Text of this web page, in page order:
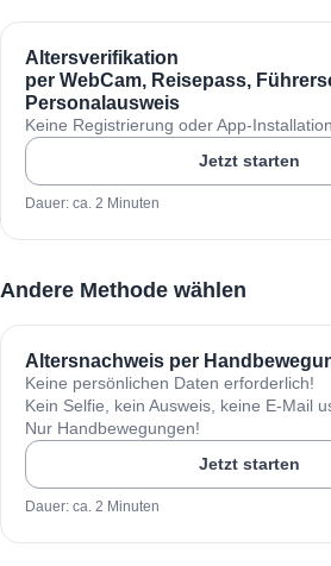
Altersverifikation
per WebCam, Reisepass,
Personalausweis
Keine Registrierung oder App-
Jetzt starten
Dauer: ca. 2 Minuten
Andere Methode wählen
Altersnachweis per
Keine persönlichen Daten erforderlich!
Kein Selfie, kein Ausweis, keine E-Mail
Nur Handbewegungen!
Jetzt starten
Dauer: ca. 2 Minuten